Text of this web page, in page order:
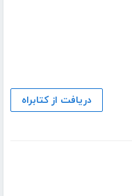
دریافت از کتابراه